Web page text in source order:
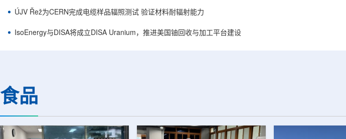
ÚJV Řež为CERN完成电缆样品辐照测试 验证材料耐辐射能力
IsoEnergy与DISA将成立DISA Uranium，推进美国铀回收与加工平台建设
食品